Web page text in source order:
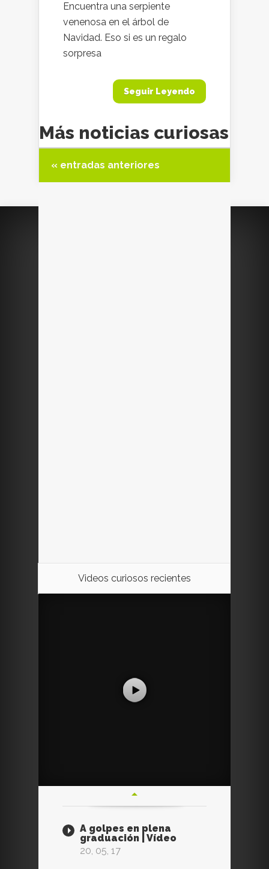
Encuentra una serpiente
venenosa en el árbol de
Navidad. Eso si es un regalo
sorpresa
Seguir Leyendo
Más noticias curiosas
« entradas anteriores
Videos curiosos recientes
A golpes en plena
graduación | Vídeo
20, 05, 17